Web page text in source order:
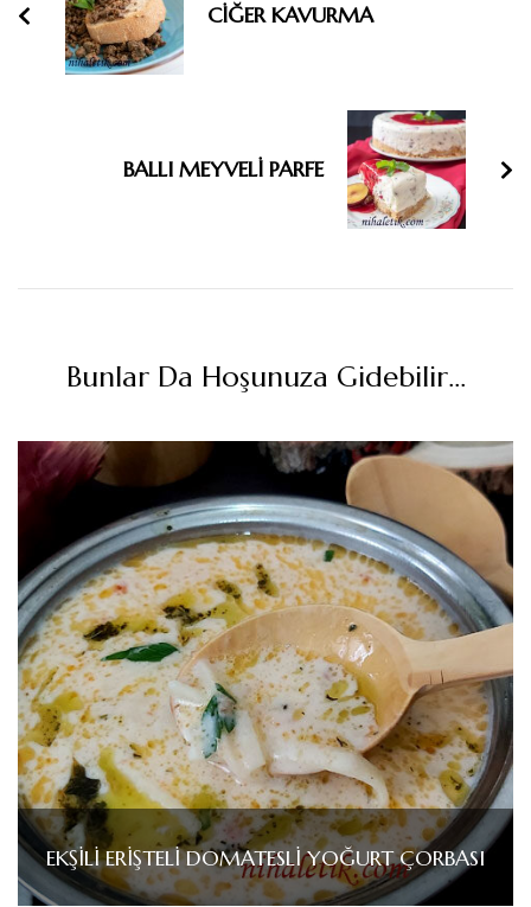
CİĞER KAVURMA
BALLI MEYVELİ PARFE
Bunlar Da Hoşunuza Gidebilir...
EKŞİLİ ERİŞTELİ DOMATESLİ YOĞURT ÇORBASI